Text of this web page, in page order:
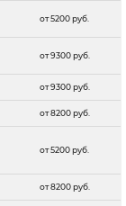
от 5200 руб.
от 9300 руб.
от 9300 руб.
от 8200 руб.
от 5200 руб.
от 8200 руб.